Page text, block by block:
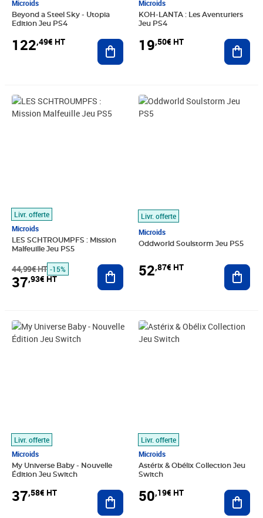
Microids
Beyond a Steel Sky - Utopia
Edition Jeu PS4
122,49€ HT Ajouter au panier
Microids
KOH-LANTA : Les Aventuriers
Jeu PS4
19,50€ HT
Livr. offerte
Microids
LES SCHTROUMPFS : Mission
Malfeuille Jeu PS5
44,99€ HT
Prix barré 44,99€ HT
-15%
37,93€ HT
Prix 37,93€ HT
Ajouter au panier
Livr. offerte
Microids
Oddworld Soulstorm Jeu PS5
52,87€ HT
Prix 52,87€ HT
Livr. offerte
Microids
My Universe Baby - Nouvelle
Édition Jeu Switch
37,58€ HT
Prix 37,58€ HT
Ajouter au panier
Livr. offerte
Microids
Astérix & Obélix Collection Jeu
Switch
50,19€ HT
Prix 50,19€ HT